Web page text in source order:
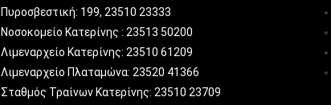
Πυροσβεστική: 199, 23510 23333
Νοσοκομείο Κατερίνης : 23513 50200
Λιμεναρχείο Κατερίνης: 23510 61209
Λιμεναρχείο Πλαταμώνα: 23520 41366
Σταθμός Τραίνων Κατερίνης: 23510 23709